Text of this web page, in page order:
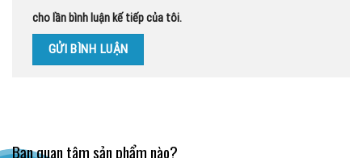
cho lần bình luận kế tiếp của tôi.
Bạn quan tâm sản phẩm nào?